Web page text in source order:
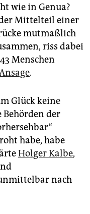
wie in Genua?
der Mittelteil einer
mutmaßlich
riss dabei
Menschen
.
Glück keine
Behörden der
habe, habe
Holger Kalbe,
nach